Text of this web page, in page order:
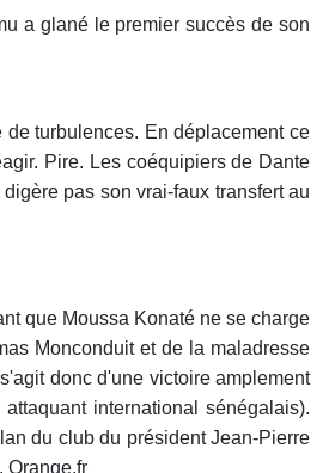
a glané le premier succès de son
turbulences. En déplacement ce
Pire. Les coéquipiers de Dante
pas son vrai-faux transfert au
que Moussa Konaté ne se charge
Monconduit et de la maladresse
donc d'une victoire amplement
international sénégalais).
du club du président Jean-Pierre
Orange.fr